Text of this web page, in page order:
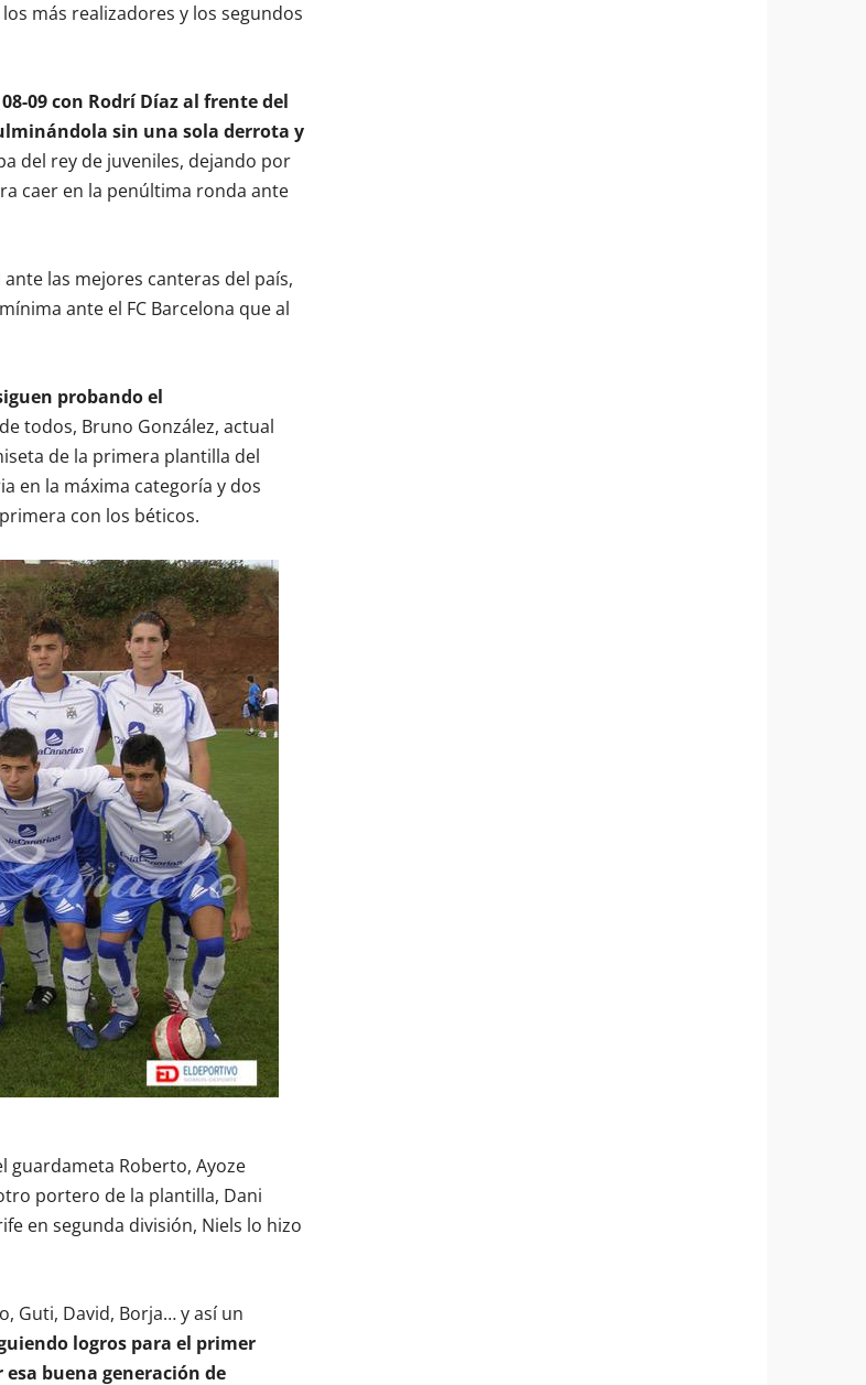
más realizadores y los segundos
09 con Rodrí Díaz al frente del
sin una sola derrota y
del rey de juveniles, dejando por
caer en la penúltima ronda ante
las mejores canteras del país,
ante el FC Barcelona que al
probando el
todos, Bruno González, actual
de la primera plantilla del
en la máxima categoría y dos
con los béticos.
guardameta Roberto, Ayoze
portero de la plantilla, Dani
en segunda división, Niels lo hizo
Guti, David, Borja… y así un
logros para el primer
buena generación de